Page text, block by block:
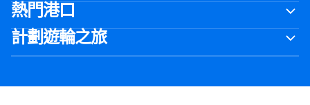
熱門港口
計劃遊輪之旅